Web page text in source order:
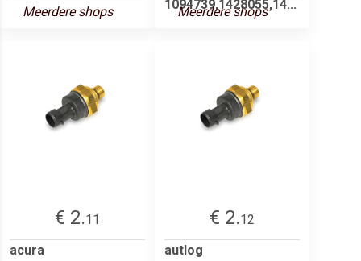
Meerdere shops
1094739,1428055,14...
Meerdere shops
€ 2.11
acura
€ 2.12
autlog